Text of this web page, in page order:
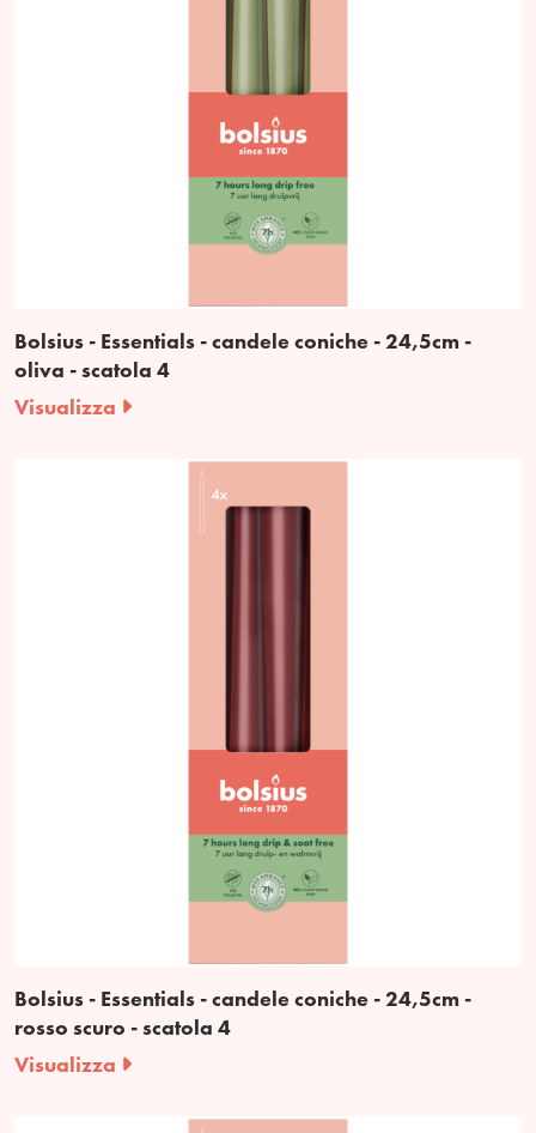
Bolsius - Essentials - candele coniche - 24,5cm -
oliva - scatola 4
Visualizza
Bolsius - Essentials - candele coniche - 24,5cm -
rosso scuro - scatola 4
Visualizza